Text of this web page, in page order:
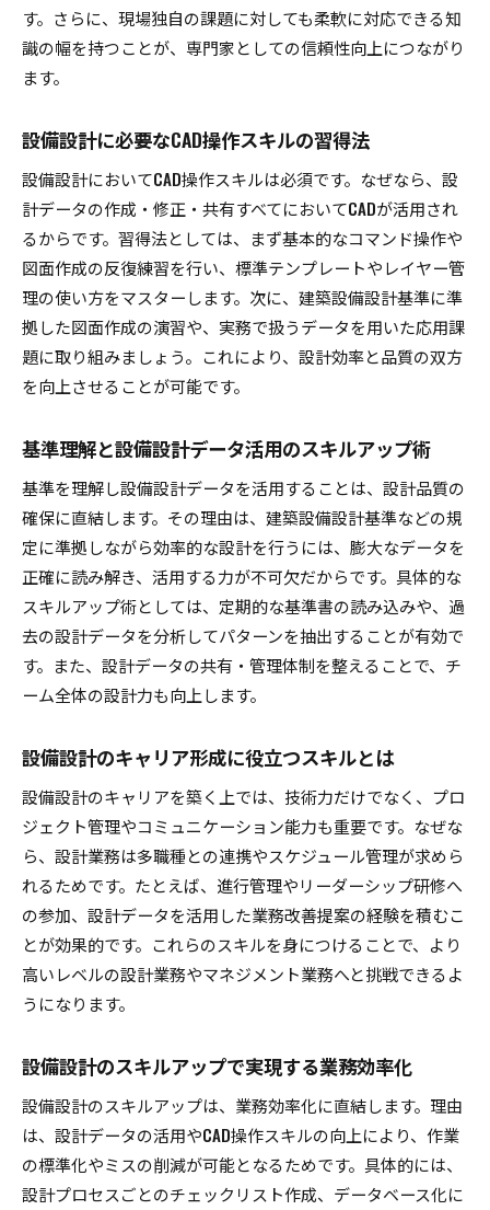
す。さらに、現場独自の課題に対しても柔軟に対応できる知
識の幅を持つことが、専門家としての信頼性向上につながり
ます。
設備設計に必要なCAD操作スキルの習得法
設備設計においてCAD操作スキルは必須です。なぜなら、設
計データの作成・修正・共有すべてにおいてCADが活用され
るからです。習得法としては、まず基本的なコマンド操作や
図面作成の反復練習を行い、標準テンプレートやレイヤー管
理の使い方をマスターします。次に、建築設備設計基準に準
拠した図面作成の演習や、実務で扱うデータを用いた応用課
題に取り組みましょう。これにより、設計効率と品質の双方
を向上させることが可能です。
基準理解と設備設計データ活用のスキルアップ術
基準を理解し設備設計データを活用することは、設計品質の
確保に直結します。その理由は、建築設備設計基準などの規
定に準拠しながら効率的な設計を行うには、膨大なデータを
正確に読み解き、活用する力が不可欠だからです。具体的な
スキルアップ術としては、定期的な基準書の読み込みや、過
去の設計データを分析してパターンを抽出することが有効で
す。また、設計データの共有・管理体制を整えることで、チ
ーム全体の設計力も向上します。
設備設計のキャリア形成に役立つスキルとは
設備設計のキャリアを築く上では、技術力だけでなく、プロ
ジェクト管理やコミュニケーション能力も重要です。なぜな
ら、設計業務は多職種との連携やスケジュール管理が求めら
れるためです。たとえば、進行管理やリーダーシップ研修へ
の参加、設計データを活用した業務改善提案の経験を積むこ
とが効果的です。これらのスキルを身につけることで、より
高いレベルの設計業務やマネジメント業務へと挑戦できるよ
うになります。
設備設計のスキルアップで実現する業務効率化
設備設計のスキルアップは、業務効率化に直結します。理由
は、設計データの活用やCAD操作スキルの向上により、作業
の標準化やミスの削減が可能となるためです。具体的には、
設計プロセスごとのチェックリスト作成、データベース化に